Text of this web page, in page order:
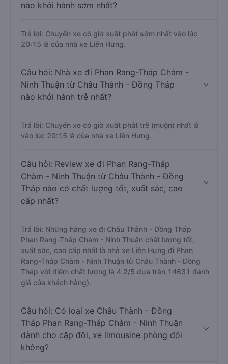
nào khởi hành sớm nhất?
Trả lời: Chuyến xe có giờ xuất phát sớm nhất vào lúc
20:15 là của nhà xe Liên Hưng.
Câu hỏi: Nhà xe đi Phan Rang-Tháp Chàm -
Ninh Thuận từ Châu Thành - Đồng Tháp
nào khởi hành trễ nhất?
Trả lời: Chuyến xe có giờ xuất phát trễ (muộn) nhất là
vào lúc 20:15 là của nhà xe Liên Hưng.
Câu hỏi: Review xe đi Phan Rang-Tháp
Chàm - Ninh Thuận từ Châu Thành - Đồng
Tháp nào có chất lượng tốt, xuất sắc, cao
cấp nhất?
Trả lời: Những hãng xe đi Châu Thành - Đồng Tháp
Phan Rang-Tháp Chàm - Ninh Thuận chất lượng tốt,
xuất sắc, cao cấp nhất là nhà xe Liên Hưng đi Phan
Rang-Tháp Chàm - Ninh Thuận từ Châu Thành - Đồng
Tháp với điểm chất lượng là 4.2/5 dựa trên 14631 đánh
giá của khách hàng).
Câu hỏi: Có loại xe Châu Thành - Đồng
Tháp Phan Rang-Tháp Chàm - Ninh Thuận
dành cho cặp đôi, xe limousine phòng đôi
không?